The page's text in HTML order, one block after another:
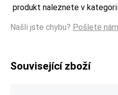
produkt naleznete v
Našli jste chybu? Pošlete
Související zboží